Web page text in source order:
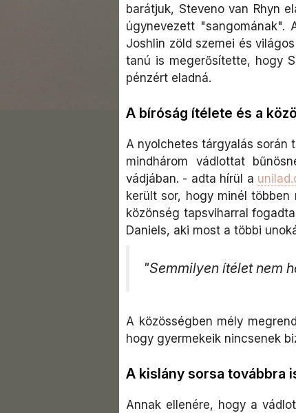
barátjuk, Steveno van Rhyn
úgynevezett
Joshlin zöld szemei és
tanú is megerősítette, hogy
pénzért eladná.
A bíróság ítélete és a
A nyolchetes tárgyalás során
mindhárom vádlottat
vádjában. - adta hírül a
került sor, hogy minél
közönség tapsviharral
Daniels, aki most a többi
"Semmilyen ítélet nem
A közösségben mély
hogy gyermekeik nincsenek
A kislány sorsa továbbra
Annak ellenére, hogy a